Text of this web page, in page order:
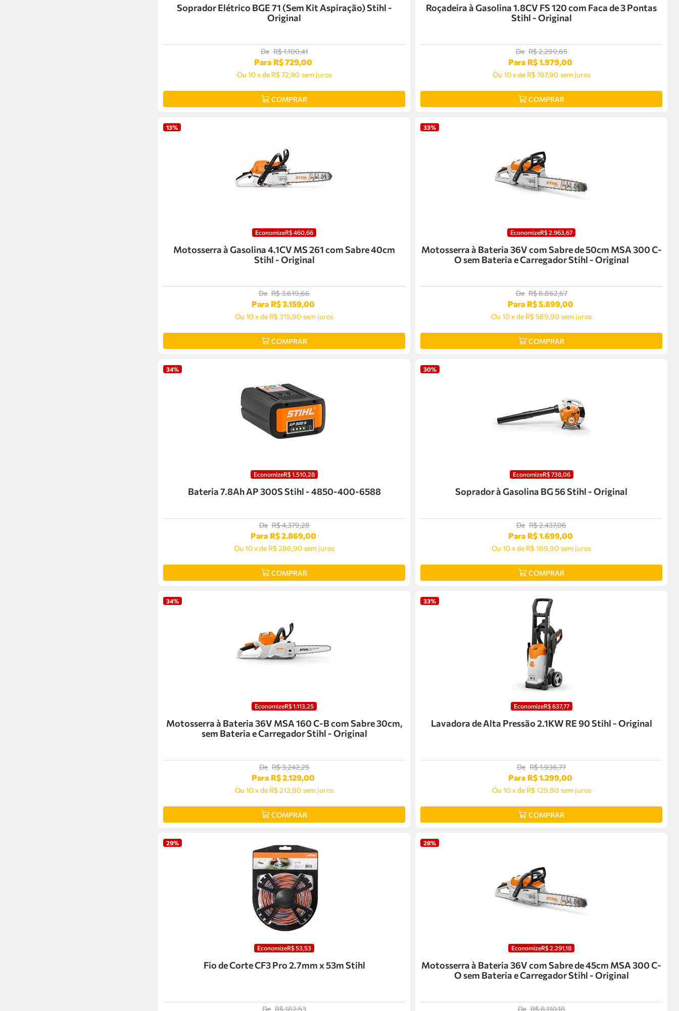
Soprador Elétrico BGE 71 (Sem Kit Aspiração) Stihl -
Original
De R$1.100,41
Para R$729,00
Ou 10 xde R$ 72,90 sem juros
COMPRAR
Roçadeira à Gasolina 1.8CV FS 120 com Faca de 3 Pontas
Stihl - Original
De R$2.299,65
Para R$1.979,00
Ou 10 xde R$ 197,90 sem juros
COMPRAR
13%
EconomizeR$460,66
Motosserra à Gasolina 4.1CV MS 261 com Sabre 40cm
Stihl - Original
De R$3.619,66
Para R$3.159,00
Ou 10xde R$ 315,90 sem juros
COMPRAR
33%
EconomizeR$2.963,67
Motosserra à Bateria 36V com Sabre de 50cm MSA 300 C-
O sem Bateria e Carregador Stihl - Original
De R$8.862,67
Para R$5.899,00
Ou 10xde R$ 589,90 sem juros
COMPRAR
34%
EconomizeR$1.510,28
Bateria 7.8Ah AP 300S Stihl - 4850-400-6588
De R$4.379,28
Para R$2.869,00
Ou 10xde R$ 286,90 sem juros
COMPRAR
30%
EconomizeR$738,06
Soprador à Gasolina BG 56 Stihl - Original
De R$2.437,06
Para R$1.699,00
Ou 10xde R$ 169,90 sem juros
COMPRAR
34%
EconomizeR$1.113,25
Motosserra à Bateria 36V MSA 160 C-B com Sabre 30cm,
sem Bateria e Carregador Stihl - Original
De R$3.242,25
Para R$2.129,00
Ou 10xde R$ 212,90 sem juros
COMPRAR
33%
EconomizeR$637,77
Lavadora de Alta Pressão 2.1KW RE 90 Stihl - Original
De R$1.936,77
Para R$1.299,00
Ou 10 xde R$ 129,90 sem juros
COMPRAR
29%
EconomizeR$53,53
Fio de Corte CF3 Pro 2.7mm x 53m Stihl
De R$182,53
28%
EconomizeR$2.291,18
Motosserra à Bateria 36V com Sabre de 45cm MSA 300 C-
O sem Bateria e Carregador Stihl - Original
De R$8.110,18